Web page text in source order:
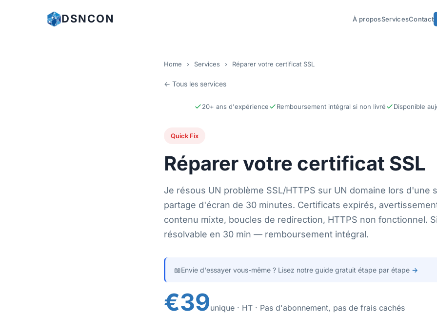
DSNCON À proposServicesContact
Home › Services › Réparer votre certificat SSL
← Tous les services
20+ ans d'expérience Remboursement intégral si non livré Disponible
Quick Fix
Réparer votre certificat SSL
Je résous UN problème SSL/HTTPS sur UN domaine lors d'une
partage d'écran de 30 minutes. Certificats expirés,
contenu mixte, boucles de redirection, HTTPS non fonctionnel.
résolvable en 30 min — remboursement intégral.
📖Envie d'essayer vous-même ? Lisez notre guide gratuit étape par étape →
€39unique · HT · Pas d'abonnement, pas de frais cachés